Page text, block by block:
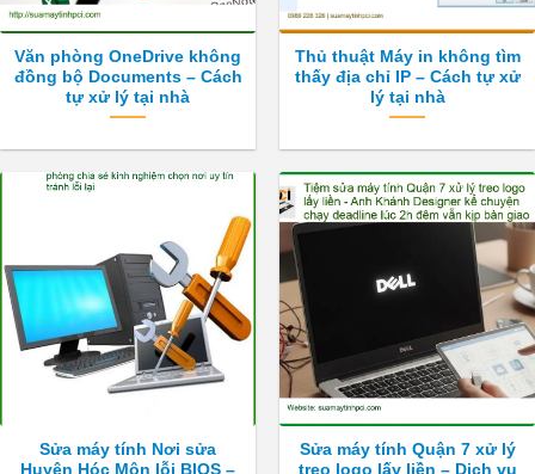
Văn phòng OneDrive không
đồng bộ Documents – Cách
tự xử lý tại nhà
Thủ thuật Máy in không tìm
thấy địa chỉ IP – Cách tự xử
lý tại nhà
Sửa máy tính Nơi sửa
Huyện Hóc Môn lỗi BIOS –
Sửa máy tính Quận 7 xử lý
treo logo lấy liền – Dịch vụ